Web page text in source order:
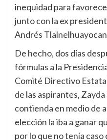
inequidad para
junto con la ex
Andrés
De hecho, dos días
fórmulas a la
Comité Directivo
de las aspirantes,
contienda en medio de
elección la iba a ganar
por lo que no tenía caso